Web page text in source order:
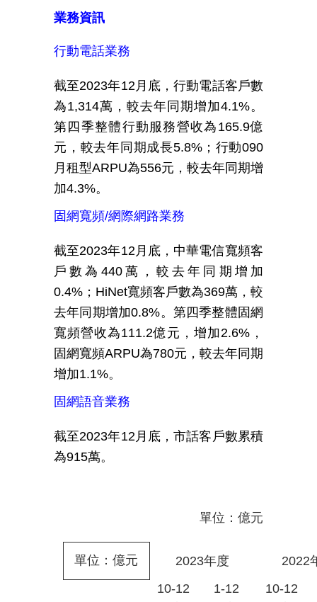
業務資訊
行動電話業務
截至2023年12月底，行動電話客戶數
為1,314萬，較去年同期增加4.1%。
第四季整體行動服務營收為 165.9億
元，較去年同期成長5.8%；行動090
月租型ARPU為556元，較去年同期增
加4.3%。
固網寬頻/網際網路業務
截至2023年12月底，中華電信寬頻客
戶數為 440萬，較去年同期增加
0.4% ； HiNet寬頻客戶數為369萬，較
去年同期增加0.8%。第四季整體固網
寬頻營收為111.2億元，增加2.6% ，
固網寬頻ARPU為780元，較去年同期
增加1.1%。
固網語音業務
截至2023年12月底，市話客戶數累積
為915萬。
單位：億元
單位：億元 2023年度 2022
10-12
1-12
10-12